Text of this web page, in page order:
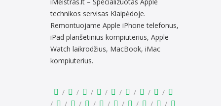
technikos servisas Klaipėdoje.
Remontuojame Apple iPhone telefonus,
iPad planšetinius kompiuterius, Apple
Watch laikrodžius, MacBook, iMac
kompiuterius.